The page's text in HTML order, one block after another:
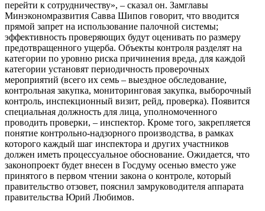
перейти к сотрудничеству», – сказал он. Замглавы
Минэкономразвития Савва Шипов говорит, что вводится
прямой запрет на использование палочной системы;
эффективность проверяющих будут оценивать по размеру
предотвращенного ущерба. Объекты контроля разделят на
категории по уровню риска причинения вреда, для каждой
категории установят периодичность проверочных
мероприятий (всего их семь – выездное обследование,
контрольная закупка, мониторинговая закупка, выборочный
контроль, инспекционный визит, рейд, проверка). Появится
специальная должность для лица, уполномоченного
проводить проверки, – инспектор. Кроме того, закрепляется
понятие контрольно-надзорного производства, в рамках
которого каждый шаг инспектора и других участников
должен иметь процессуальное обоснование. Ожидается, что
законопроект будет внесен в Госдуму осенью вместо уже
принятого в первом чтении закона о контроле, который
правительство отзовет, пояснил замруководителя аппарата
правительства Юрий Любимов.